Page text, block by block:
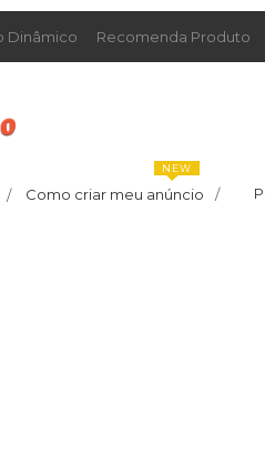
Dinâmico Recomenda Produto
/ Como criar meu anúncio /
NEW